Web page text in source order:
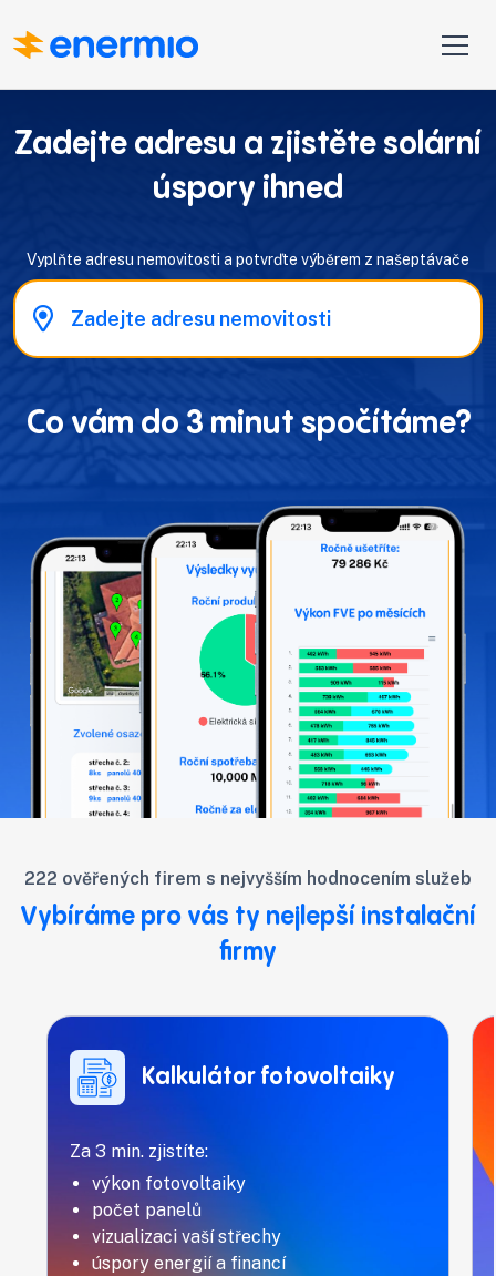
Zadejte adresu a zjistěte solární
úspory ihned
Vyplňte adresu nemovitosti a potvrďte výběrem z našeptávače
Co vám do 3 minut spočítáme?
222 ověřených firem s nejvyšším hodnocením služeb
Vybíráme pro vás ty nejlepší instalační
firmy
Kalkulátor fotovoltaiky
Za 3 min. zjistíte:
výkon fotovoltaiky
počet panelů
vizualizaci vaší střechy
úspory energií a financí